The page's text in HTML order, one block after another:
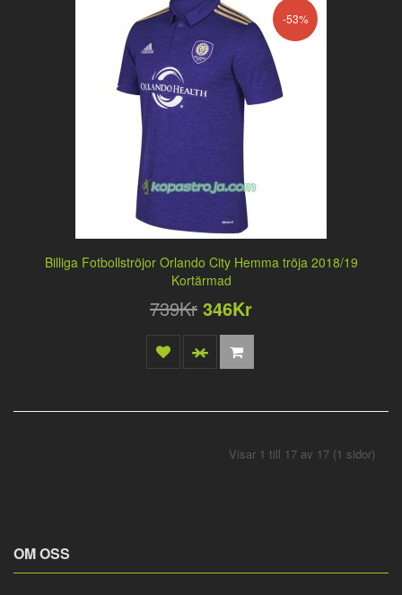
-53%
Billiga Fotbollströjor Orlando City Hemma tröja 2018/19
Kortärmad
739Kr 346Kr
Visar 1 till 17 av 17 (1 sidor)
OM OSS